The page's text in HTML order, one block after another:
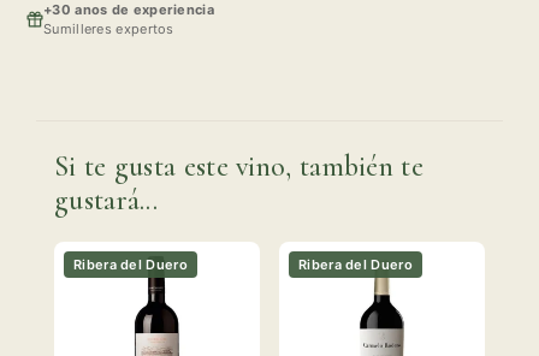
+30 anos de experiencia
Sumilleres expertos
Si te gusta este vino, también te
gustará...
Ribera del Duero Ribera del Duero